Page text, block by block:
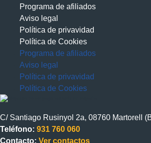
Programa de afiliados
Aviso legal
Política de privavidad
Política de Cookies
Programa de afiliados
Aviso legal
Política de privavidad
Política de Cookies
C/ Santiago Rusinyol 2a, 08760 Martorell
Teléfono: 931 760 060
Contacto: Ver contactos